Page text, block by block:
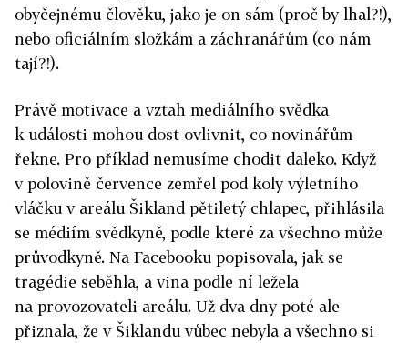
obyčejnému člověku, jako je on sám (proč by lhal?!),
nebo oficiálním složkám a záchranářům (co nám
tají?!).
Právě motivace a vztah mediálního svědka
k události mohou dost ovlivnit, co novinářům
řekne. Pro příklad nemusíme chodit daleko. Když
v polovině července zemřel pod koly výletního
vláčku v areá­lu Šikland pětiletý chlapec, přihlásila
se médiím svědkyně, podle které za všechno může
průvodkyně. Na Facebooku popisovala, jak se
tragédie seběhla, a vina podle ní ležela
na provozovateli areálu. Už dva dny poté ale
přiznala, že v Šiklandu vůbec nebyla a všechno si